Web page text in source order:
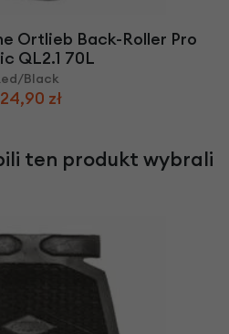
Ortlieb Back-Roller Pro
QL2.1 70L
Black
zł
ten produkt wybrali